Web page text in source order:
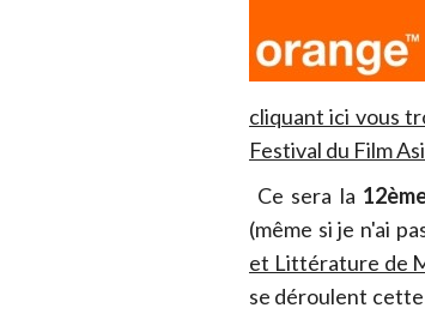
cliquant ici vous
Festival du Film
Ce sera la
(même si je n'ai
et Littérature de
se déroulent cette